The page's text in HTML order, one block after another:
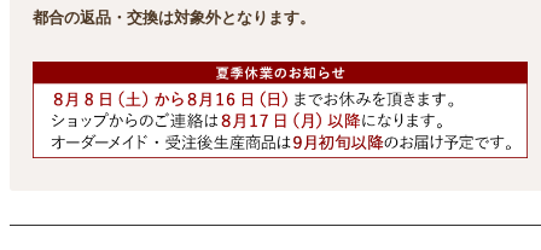
都合の返品・交換は対象外となります。